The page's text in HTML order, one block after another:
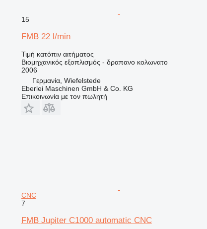
15
FMB 22 l/min
Τιμή κατόπιν αιτήματος
Βιομηχανικός εξοπλισμός - δραπανο κολωνατο
2006
Γερμανία, Wiefelstede
Eberlei Maschinen GmbH & Co. KG
Επικοινωνία με τον πωλητή
CNC
7
FMB Jupiter C1000 automatic CNC